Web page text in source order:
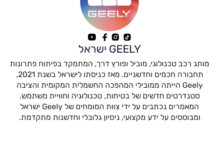
GEELY ישראל
מותג רכב טכנולוגי, מוביל ופורץ דרך, המתמקד בפיתוח פתרונות
תחבורה חכמים וחדשניים. מאז כניסתו לישראל בשנת 2021,
Geely הייתה ממובילי המהפכה החשמלית המקומית והציבה
סטנדרטים חדשים של בטיחות, טכנולוגיה וחוויית משתמש.
המאמרים נכתבים על ידי צוות המומחים של Geely ישראל
ומבוססים על ידע מקצועי, ניסיון גלובלי וחדשנות מתקדמת.